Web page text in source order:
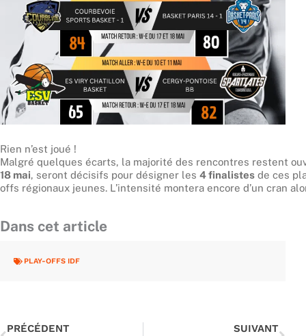
Rien n’est joué !
Malgré quelques écarts, la majorité des rencontres restent
18 mai, seront décisifs pour désigner les 4 finalistes de ces
offs régionaux jeunes. L’intensité montera encore d’un cran
Dans cet article
PLAY-OFFS IDF
PRÉCÉDENT SUIVANT